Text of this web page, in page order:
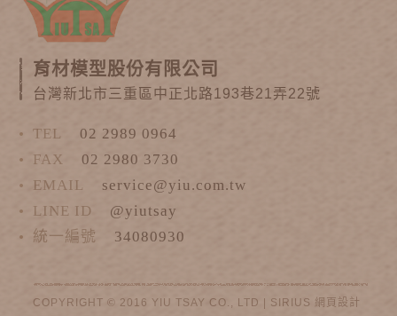
育材模型股份有限公司
台灣新北市三重區中正北路193巷21弄22號
TEL
02 2989 0964
FAX
02 2980 3730
EMAIL
service@yiu.com.tw
LINE ID
@yiutsay
統一編號
34080930
COPYRIGHT © 2016 YIU TSAY CO., LTD | SIRIUS 網頁設計